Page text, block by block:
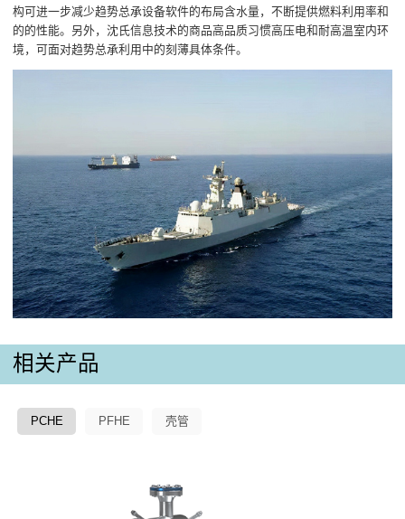
构可进一步减少趋势总承设备软件的布局含水量，不断提供燃料利用率和
的的性能。另外，沈氏信息技术的商品高品质习惯高压电和耐高温室内环
境，可面对趋势总承利用中的刻薄具体条件。
相关产品
PCHE PFHE 壳管